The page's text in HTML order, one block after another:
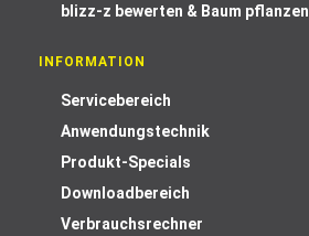
blizz-z bewerten & Baum pflanzen
INFORMATION
Servicebereich
Anwendungstechnik
Produkt-Specials
Downloadbereich
Verbrauchsrechner